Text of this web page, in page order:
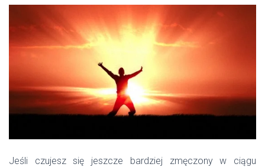
Jeśli czujesz się jeszcze bardziej zmęczony w ciągu